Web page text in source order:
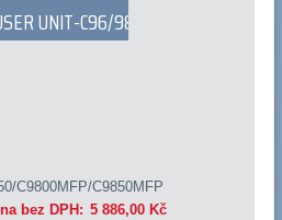
UNIT-C96/98
C9800MFP/C9850MFP
bez DPH: 5 886,00 Kč